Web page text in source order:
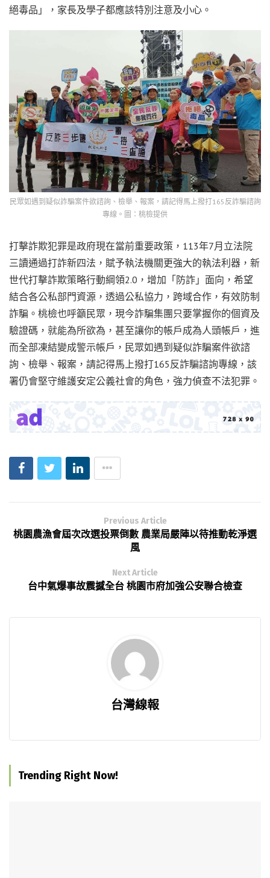
絕毒品」，家長及學子都應該特別注意及小心。
民眾如遇到疑似詐騙案件欲諮詢、檢舉、報案，請記得馬上撥打165反詐騙諮詢
專線。圖：桃檢提供
打擊詐欺犯罪是政府現在當前重要政策，113年7月立法院
三讀通過打詐新四法，賦予執法機關更強大的執法利器，新
世代打擊詐欺策略行動綱領2.0，增加「防詐」面向，希望
結合各公私部門資源，透過公私協力，跨域合作，有效防制
詐騙。桃檢也呼籲民眾，現今詐騙集團只要掌握你的個資及
驗證碼，就能為所欲為，甚至讓你的帳戶成為人頭帳戶，進
而全部凍結變成警示帳戶，民眾如遇到疑似詐騙案件欲諮
詢、檢舉、報案，請記得馬上撥打165反詐騙諮詢專線，該
署仍會堅守維護安定公義社會的角色，強力偵查不法犯罪。
Previous Article
桃園農漁會屆次改選投票倒數 農業局嚴陣以待推動乾淨選
風
Next Article
台中氣爆事故震撼全台 桃園市府加強公安聯合檢查
台灣線報
Trending Right Now!